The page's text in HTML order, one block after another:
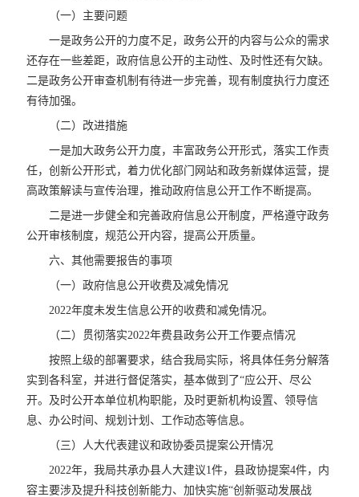
（一）主要问题
一是政务公开的力度不足，政务公开的内容与公众的需求
还存在一些差距，政府信息公开的主动性、及时性还有欠缺。
二是政务公开审查机制有待进一步完善，现有制度执行力度还
有待加强。
（二）改进措施
一是加大政务公开力度，丰富政务公开形式，落实工作责
任，创新公开形式，着力优化部门网站和政务新媒体运营，提
高政策解读与宣传治理，推动政府信息公开工作不断提高。
二是进一步健全和完善政府信息公开制度，严格遵守政务
公开审核制度，规范公开内容，提高公开质量。
六、其他需要报告的事项
（一）政府信息公开收费及减免情况
2022年度未发生信息公开的收费和减免情况。
（二）贯彻落实2022年费县政务公开工作要点情况
按照上级的部署要求，结合我局实际，将具体任务分解落
实到各科室，并进行督促落实，基本做到了“应公开、尽公
开。及时公开本单位机构职能，及时更新机构设置、领导信
息、办公时间、规划计划、工作动态等信息。
（三）人大代表建议和政协委员提案公开情况
2022年，我局共承办县人大建议1件，县政协提案4件，内
容主要涉及提升科技创新能力、加快实施“创新驱动发展战